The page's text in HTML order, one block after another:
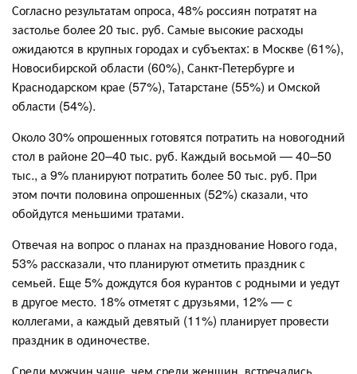
Согласно результатам опроса, 48% россиян потратят на
застолье более 20 тыс. руб. Самые высокие расходы
ожидаются в крупных городах и субъектах: в Москве (61%),
Новосибирской области (60%), Санкт-Петербурге и
Краснодарском крае (57%), Татарстане (55%) и Омской
области (54%).
Около 30% опрошенных готовятся потратить на новогодний
стол в районе 20–40 тыс. руб. Каждый восьмой — 40–50
тыс., а 9% планируют потратить более 50 тыс. руб. При
этом почти половина опрошенных (52%) сказали, что
обойдутся меньшими тратами.
Отвечая на вопрос о планах на празднование Нового года,
53% рассказали, что планируют отметить праздник с
семьей. Еще 5% дождутся боя курантов с родными и уедут
в другое место. 18% отметят с друзьями, 12% — с
коллегами, а каждый девятый (11%) планирует провести
праздник в одиночестве.